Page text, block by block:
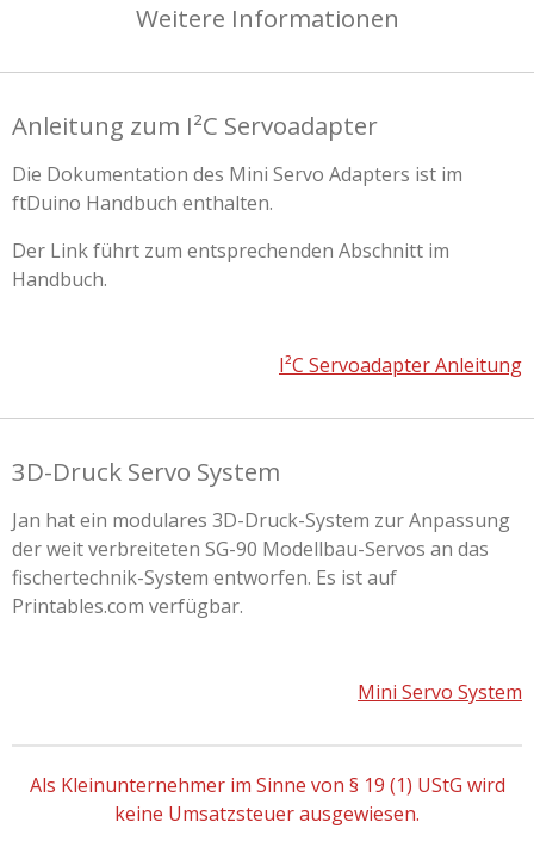
Weitere Informationen
Anleitung zum I²C Servoadapter
Die Dokumentation des Mini Servo Adapters ist im
ftDuino Handbuch enthalten.
Der Link führt zum entsprechenden Abschnitt im
Handbuch.
I²C Servoadapter Anleitung
3D-Druck Servo System
Jan hat ein modulares 3D-Druck-System zur Anpassung
der weit verbreiteten SG-90 Modellbau-Servos an das
fischertechnik-System entworfen. Es ist auf
Printables.com verfügbar.
Mini Servo System
Als Kleinunternehmer im Sinne von § 19 (1) UStG wird
keine Umsatzsteuer ausgewiesen.